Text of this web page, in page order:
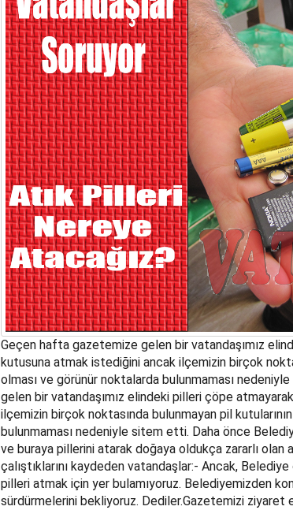
Geçen hafta gazetemize gelen bir vatandaşımız
kutusuna atmak istediğini ancak ilçemizin birçok
olması ve görünür noktalarda bulunmaması
gelen bir vatandaşımız elindeki pilleri çöpe
ilçemizin birçok noktasında bulunmayan pil
bulunmaması nedeniyle sitem etti. Daha önce
ve buraya pillerini atarak doğaya oldukça zararlı olan
çalıştıklarını kaydeden vatandaşlar:- Ancak,
pilleri atmak için yer bulamıyoruz. Belediyemizden
sürdürmelerini bekliyoruz. Dediler.Gazetemizi ziyaret